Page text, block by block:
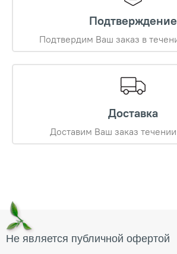
Подтверждение
Подтвердим Ваш заказ в
Доставка
Доставим Ваш заказ
Не является публичной офертой